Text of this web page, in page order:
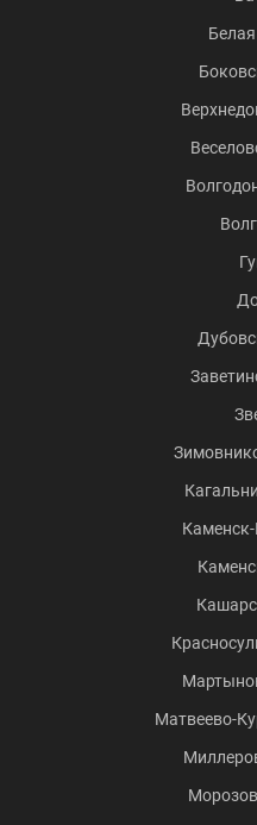
Матвеево-